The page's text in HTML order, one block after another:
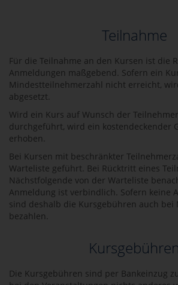
Teilnahme
Für die Teilnahme an den Kursen ist die
Anmeldungen maßgebend. Sofern ein
Mindestteilnehmerzahl nicht erreicht,
abgesetzt.
Wird ein Kurs auf Wunsch der
durchgeführt, wird ein kostendeckender
erhoben.
Bei Kursen mit beschränkter
Warteliste geführt. Bei Rücktritt eines
Nächstfolgende von der Warteliste
Anmeldung ist verbindlich. Sofern keine
sind deshalb die Kursgebühren auch bei
bezahlen.
Kursgebühren
Die Kursgebühren sind per Bankeinzug